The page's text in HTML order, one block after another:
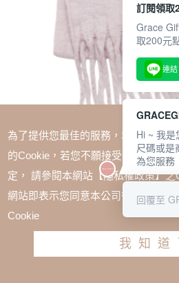
Care Bears-分享小熊純色流蘇
為了提供您最佳的服務，本網站會在
的Cookie，若您不願接受Cookie時應
定， 請參閱本網站【隱私權政策】
網站即表示您同意本公司得按本網站
Cookie
我知道
訂閱領取
Grace
取200元
連結
Hi ~ 我
尺碼或是
為您服務
回覆至